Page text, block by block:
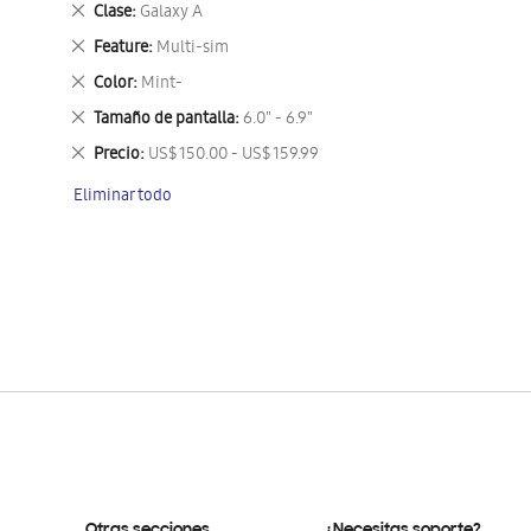
Clase Galaxy A
Eliminar
este
artículo
Feature Multi-sim
Eliminar
este
artículo
Color Mint-
Eliminar
este
artículo
Tamaño de pantalla 6.0" - 6.9"
Eliminar
este
artículo
Precio US$ 150.00 - US$ 159.99
Eliminar
artículo
Eliminar todo